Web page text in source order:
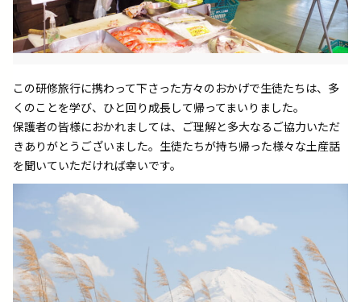
この研修旅行に携わって下さった方々のおかげで生徒たちは、多
くのことを学び、ひと回り成長して帰ってまいりました。
保護者の皆様におかれましては、ご理解と多大なるご協力いただ
きありがとうございました。生徒たちが持ち帰った様々な土産話
を聞いていただければ幸いです。